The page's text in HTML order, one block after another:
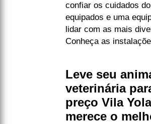
confiar os cuidados
equipados e uma
lidar com as mais
Conheça as
Leve seu
veterinária
preço Vila
merece o